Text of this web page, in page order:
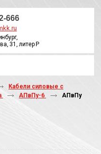
666
31, литер Р
Кабели силовые с
АПвПу-6
АПвПу